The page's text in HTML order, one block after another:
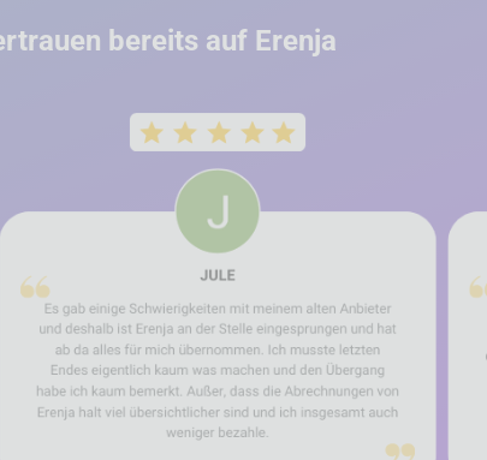
Kunden vertrauen bereits auf